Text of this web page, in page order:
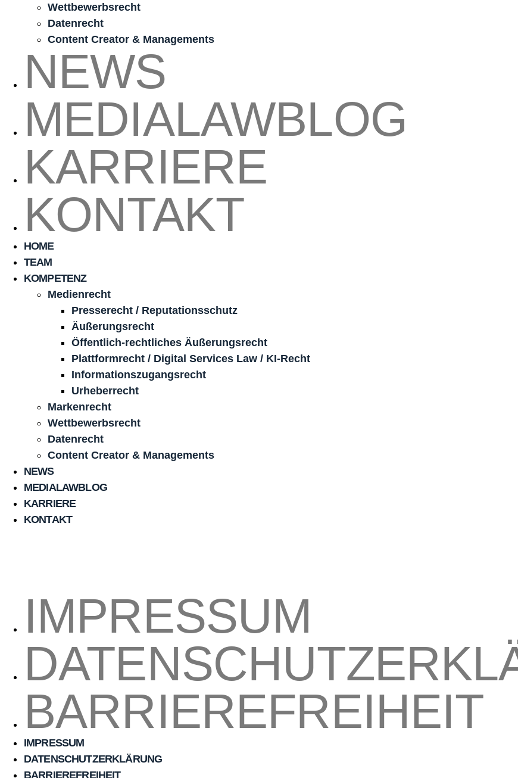
Wettbewerbsrecht
Datenrecht
Content Creator & Managements
NEWS
MEDIALAWBLOG
KARRIERE
KONTAKT
HOME
TEAM
KOMPETENZ
Medienrecht
Presserecht / Reputationsschutz
Äußerungsrecht
Öffentlich-rechtliches Äußerungsrecht
Plattformrecht / Digital Services Law / KI-Recht
Informationszugangsrecht
Urheberrecht
Markenrecht
Wettbewerbsrecht
Datenrecht
Content Creator & Managements
NEWS
MEDIALAWBLOG
KARRIERE
KONTAKT
IMPRESSUM
BARRIEREFREIHEIT
IMPRESSUM
DATENSCHUTZERKLÄRUNG
BARRIEREFREIHEIT